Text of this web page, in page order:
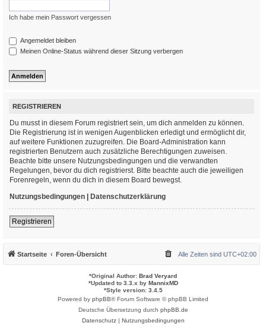
Ich habe mein Passwort vergessen
Angemeldet bleiben
Meinen Online-Status während dieser Sitzung verbergen
REGISTRIEREN
Du musst in diesem Forum registriert sein, um dich anmelden zu können.
Die Registrierung ist in wenigen Augenblicken erledigt und ermöglicht dir,
auf weitere Funktionen zuzugreifen. Die Board-Administration kann
registrierten Benutzern auch zusätzliche Berechtigungen zuweisen.
Beachte bitte unsere Nutzungsbedingungen und die verwandten
Regelungen, bevor du dich registrierst. Bitte beachte auch die jeweiligen
Forenregeln, wenn du dich in diesem Board bewegst.
Nutzungsbedingungen | Datenschutzerklärung
Registrieren
Startseite Foren-Übersicht Alle Zeiten sind UTC+02:00
*Original Author: Brad Veryard
*Updated to 3.3.x by MannixMD
*Style version: 3.4.5
Powered by phpBB® Forum Software © phpBB Limited
Deutsche Übersetzung durch phpBB.de
Datenschutz| Nutzungsbedingungen